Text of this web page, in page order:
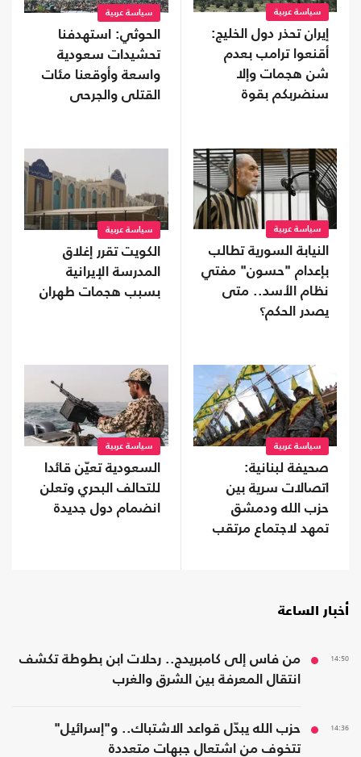
سياسة عربية
إيران تحذر دول الخليج:
أقنعوا ترامب بعدم
شن هجمات وإلا
سنضربكم بقوة
سياسة عربية
الحوثي: استهدفنا
تحشيدات سعودية
واسعة وأوقعنا مئات
القتلى والجرحى
سياسة عربية
النيابة السورية تطالب
بإعدام "حسون" مفتي
نظام الأسد.. متى
يصدر الحكم؟
سياسة عربية
الكويت تقرر إغلاق
المدرسة الإيرانية
بسبب هجمات طهران
سياسة عربية
صحيفة لبنانية:
اتصالات سرية بين
حزب الله ودمشق
تمهد لاجتماع مرتقب
سياسة عربية
السعودية تعيّن قائدا
للتحالف البحري وتعلن
انضمام دول جديدة
أخبار الساعة
14:50
من فاس إلى كامبريدج.. رحلات ابن بطوطة تكشف
انتقال المعرفة بين الشرق والغرب
14:36
حزب الله يبدّل قواعد الاشتباك.. و"إسرائيل"
تتخوف من اشتعال جبهات متعددة